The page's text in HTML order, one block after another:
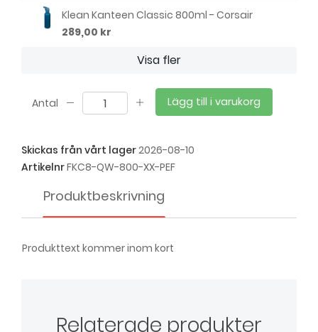
Klean Kanteen Classic 800ml - Corsair
289,00 kr
Klean Kanteen Classic 800ml - Black
Klean Kanteen Classic 800ml - Brushed
Klean Kanteen Classic 800ml - Sunset
289,00 kr
Visa fler
Antal Lägg till i varukorg
Skickas från vårt lager2026-08-10
ArtikelnrFKC8-QW-800-XX-PEF
Produktbeskrivning
Produkttext kommer inom kort
Relaterade produkter